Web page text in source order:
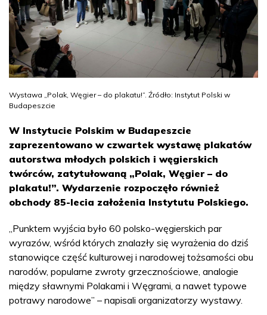
Wystawa „Polak, Węgier – do plakatu!”. Źródło: Instytut Polski w
Budapeszcie
W Instytucie Polskim w Budapeszcie
zaprezentowano w czwartek wystawę plakatów
autorstwa młodych polskich i węgierskich
twórców, zatytułowaną „Polak, Węgier – do
plakatu!”. Wydarzenie rozpoczęło również
obchody 85-lecia założenia Instytutu Polskiego.
„Punktem wyjścia było 60 polsko-węgierskich par
wyrazów, wśród których znalazły się wyrażenia do dziś
stanowiące część kulturowej i narodowej tożsamości obu
narodów, popularne zwroty grzecznościowe, analogie
między sławnymi Polakami i Węgrami, a nawet typowe
potrawy narodowe” – napisali organizatorzy wystawy.